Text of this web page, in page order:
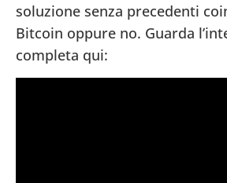
soluzione senza precedenti
Bitcoin oppure no. Guarda
completa qui: